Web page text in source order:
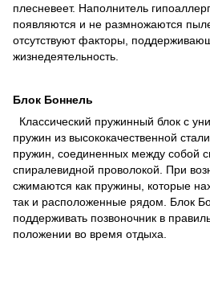
плесневеет. Наполнитель
появляются и не размножаются
отсутствуют факторы,
жизнедеятельность.
Блок Боннель
Классический пружинный блок с
пружин из высококачественной
пружин, соединенных между собой
спиралевидной проволокой. При
сжимаются как пружины, которые
так и расположенные рядом. Блок
поддерживать позвоночник в
положении во время отдыха.